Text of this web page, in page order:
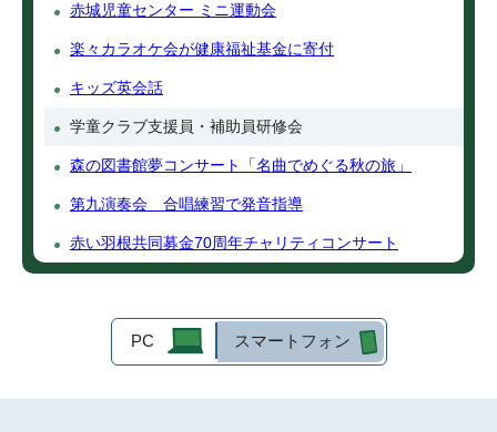
赤城児童センター ミニ運動会
楽々カラオケ会が健康福祉基金に寄付
キッズ英会話
学童クラブ支援員・補助員研修会
森の図書館夢コンサート「名曲でめぐる秋の旅」
第九演奏会 合唱練習で発音指導
赤い羽根共同募金70周年チャリティコンサート
PC スマートフォン